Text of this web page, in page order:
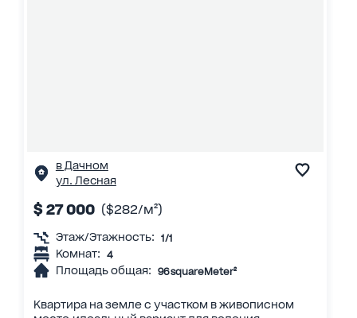
в Дачном
ул. Лесная
$ 27 000 ($282/м²)
Этаж/Этажность: 1/1
Комнат: 4
Площадь общая: 96 squareMeter²
Квартира на земле с участком в живописном